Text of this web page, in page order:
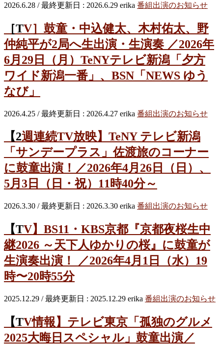
2026.6.28 / 最終更新日 : 2026.6.29 erika 番組出演のお知らせ
［TV］鼓童・中込健太、木村佑太、野
仲純平が2局へ生出演・生演奏 ／2026年
6月29日（月）TeNYテレビ新潟「夕方
ワイド新潟一番」、BSN「NEWS ゆう
なび」
2026.4.25 / 最終更新日 : 2026.4.27 erika 番組出演のお知らせ
【2週連続TV放映】TeNY テレビ新潟
「サンデープラス」佐渡旅のコーナー
に鼓童出演！／2026年4月26日（日）、
5月3日（日・祝）11時40分～
2026.3.30 / 最終更新日 : 2026.3.30 erika 番組出演のお知らせ
【TV】BS11・KBS京都『京都夜桜生中
継2026 ～天下人ゆかりの桜』に鼓童が
生演奏出演！ ／2026年4月1日（水）19
時〜20時55分
2025.12.29 / 最終更新日 : 2025.12.29 erika 番組出演のお知らせ
【TV情報】テレビ東京「孤独のグルメ
2025大晦日スペシャル」鼓童出演／